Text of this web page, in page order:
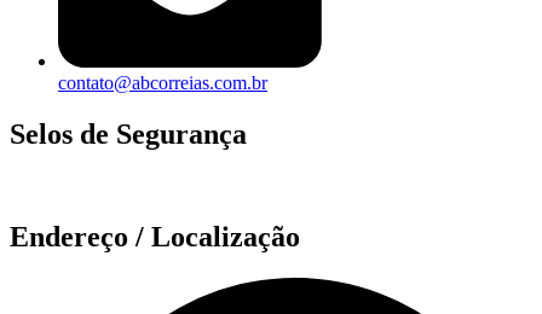
contato@abcorreias.com.br
Selos de Segurança
Endereço / Localização